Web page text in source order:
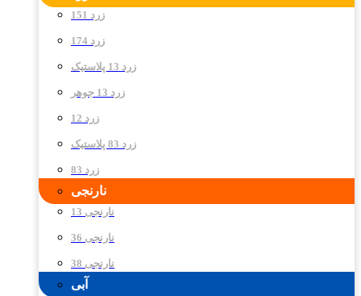
زرد 151
زرد 174
زرد 13 پلاستیک
زرد 13 جوهر
زرد 12
زرد 83 پلاستیک
زرد 83
نارنجی
نارنجی 13
نارنجی 36
نارنجی 38
آبی